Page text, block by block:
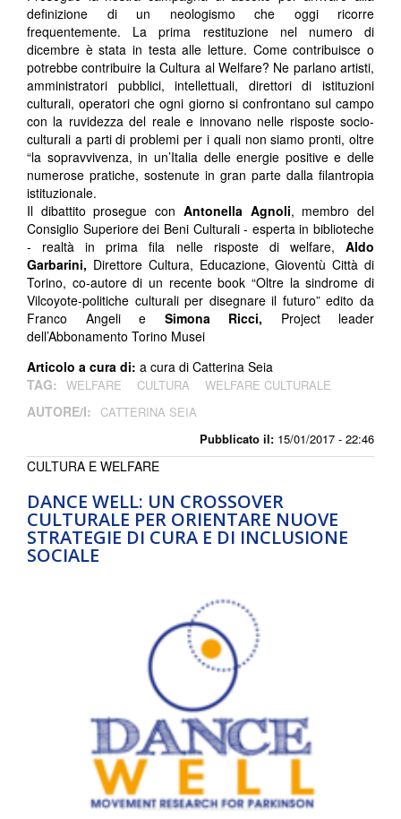
Pubblicato il: 15/01/2017 - 22:46
definizione di un neologismo che oggi ricorre
frequentemente. La prima restituzione nel numero di
dicembre è stata in testa alle letture. Come contribuisce o
potrebbe contribuire la Cultura al Welfare? Ne parlano artisti,
amministratori pubblici, intellettuali, direttori di istituzioni
culturali, operatori che ogni giorno si confrontano sul campo
con la ruvidezza del reale e innovano nelle risposte socio-
culturali a parti di problemi per i quali non siamo pronti, oltre
“la sopravvivenza, in un’Italia delle energie positive e delle
numerose pratiche, sostenute in gran parte dalla filantropia
istituzionale.
Il dibattito prosegue con Antonella Agnoli, membro del
Consiglio Superiore dei Beni Culturali - esperta in biblioteche
- realtà in prima fila nelle risposte di welfare, Aldo
Garbarini, Direttore Cultura, Educazione, Gioventù Città di
Torino, co-autore di un recente book “Oltre la sindrome di
Vilcoyote-politiche culturali per disegnare il futuro” edito da
Franco Angeli e Simona Ricci, Project leader
dell’Abbonamento Torino Musei
Articolo a cura di: a cura di Catterina Seia
TAG: WELFARE CULTURA WELFARE CULTURALE
AUTORE/I: CATTERINA SEIA
DANCE WELL: UN CROSSOVER
CULTURALE PER ORIENTARE NUOVE
STRATEGIE DI CURA E DI INCLUSIONE
SOCIALE
CULTURA E WELFARE